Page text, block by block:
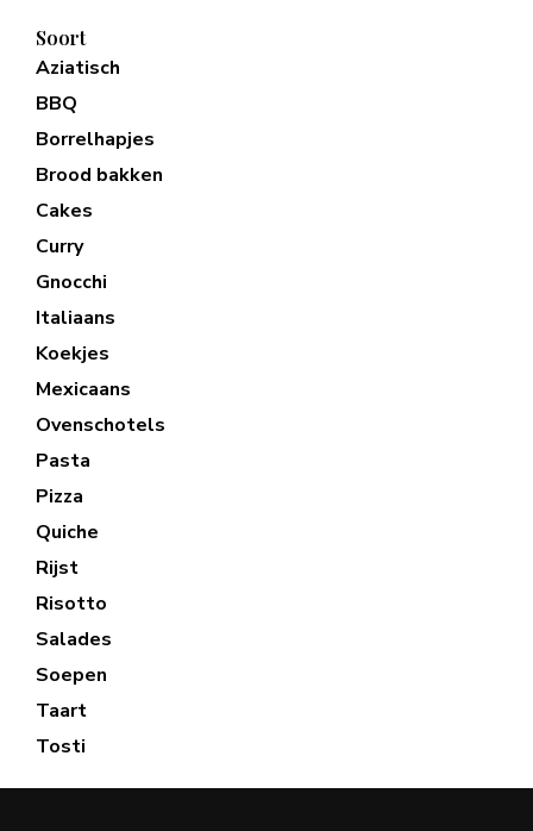
Soort
Aziatisch
BBQ
Borrelhapjes
Brood bakken
Cakes
Curry
Gnocchi
Italiaans
Koekjes
Mexicaans
Ovenschotels
Pasta
Pizza
Quiche
Rijst
Risotto
Salades
Soepen
Taart
Tosti